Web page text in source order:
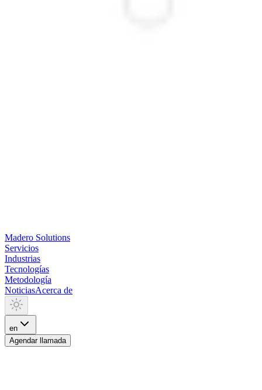
Madero Solutions
Servicios
Industrias
Tecnologías
Metodología
NoticiasAcerca de
en
Agendar llamada